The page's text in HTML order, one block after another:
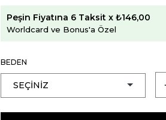
Peşin Fiyatına 6 Taksit x ₺146,00
Worldcard ve Bonus'a Özel
BEDEN